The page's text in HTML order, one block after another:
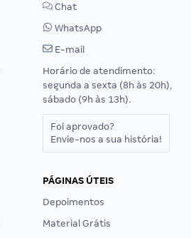
Chat
WhatsApp
E-mail
Horário de atendimento:
segunda a sexta (8h às 20h),
sábado (9h às 13h).
Foi aprovado?
Envie-nos a sua história!
PÁGINAS ÚTEIS
Depoimentos
Material Grátis